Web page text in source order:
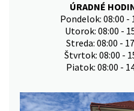
ÚRADNÉ
Pondelok: 08:00 -
Utorok: 08:00 -
Streda: 08:00 -
Štvrtok: 08:00 -
Piatok: 08:00 -